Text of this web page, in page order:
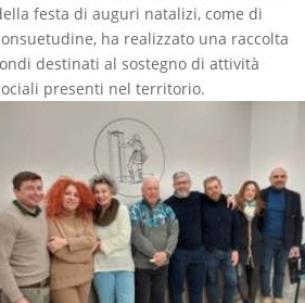
festa di auguri natalizi, come di
ha realizzato una raccolta
destinati al sostegno di attività
presenti nel territorio.